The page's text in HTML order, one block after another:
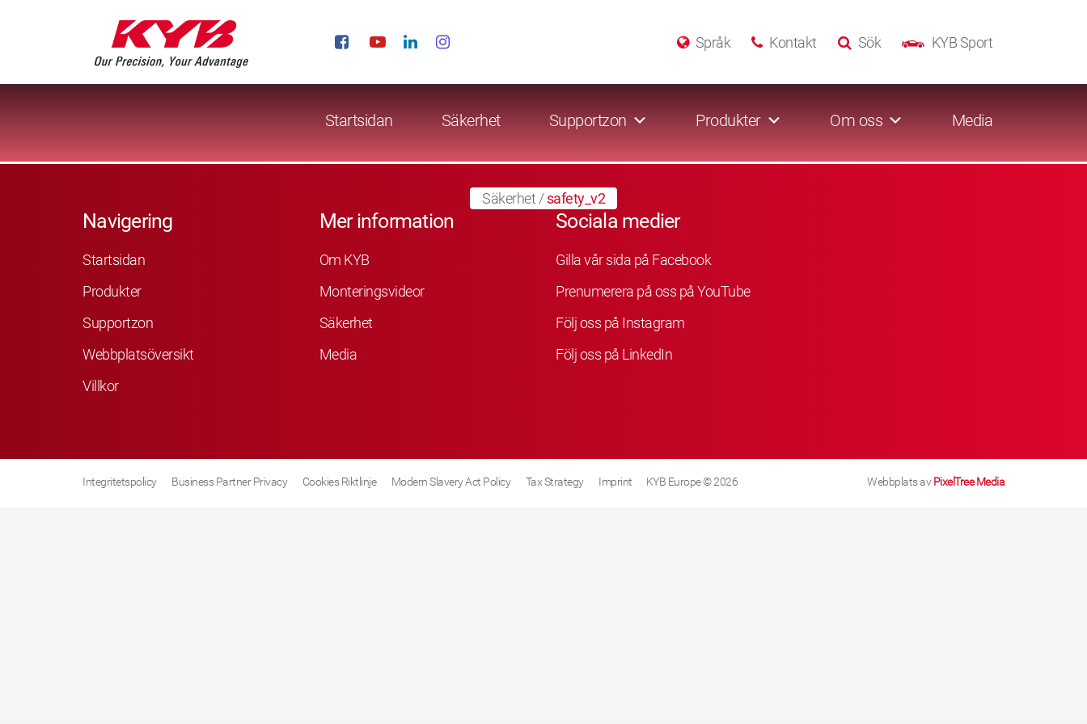
KYB Sport
Sök
Kontakt
Språk
Startsidan Säkerhet Supportzon Produkter Om oss Media
Säkerhet /safety_v2
Navigering
Startsidan
Produkter
Supportzon
Webbplatsöversikt
Villkor
Mer information
Om KYB
Monteringsvideor
Säkerhet
Media
Sociala medier
Gilla vår sida på Facebook
Prenumerera på oss på YouTube
Följ oss på Instagram
Följ oss på LinkedIn
Integritetspolicy Business Partner Privacy Cookies Riktlinje Modern Slavery Act Policy Tax Strategy Imprint KYB Europe © 2026 Webbplats avPixelTree Media